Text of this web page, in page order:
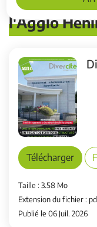
Le
l'Agglo
Télécharger
Taille : 3.58 Mo
Extension du fichier :
Publié le 06 Juil. 2026